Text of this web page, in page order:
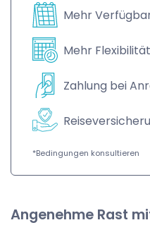
Angenehme Rast
Mehr
Mehr Flexibilität
Zahlung bei
*Bedingungen konsultieren